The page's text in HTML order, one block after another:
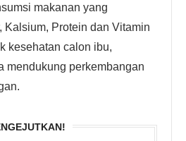
makanan yang
Kalsium, Protein dan Vitamin
kesehatan calon ibu,
mendukung perkembangan